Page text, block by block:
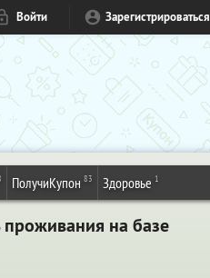
Войти Зарегистрироваться
ПолучиКупон 83 Здоровье 1
на базе